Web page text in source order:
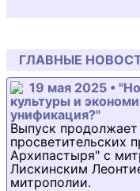
ГЛАВНЫЕ
19 мая 2025 •
культуры и
унификация?"
Выпуск
просветительских
Архипастыря" с
Лискинским
митрополии.